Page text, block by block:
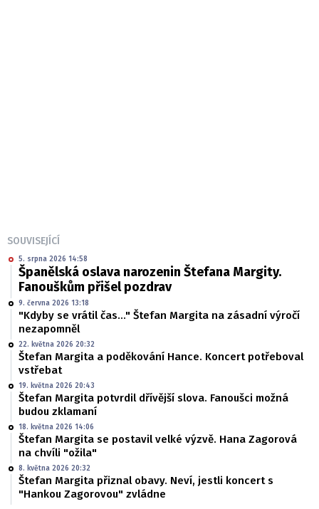
SOUVISEJÍCÍ
5. srpna 2026 14:58
Španělská oslava narozenin Štefana Margity.
Fanouškům přišel pozdrav
9. června 2026 13:18
"Kdyby se vrátil čas..." Štefan Margita na zásadní výročí
nezapomněl
22. května 2026 20:32
Štefan Margita a poděkování Hance. Koncert potřeboval
vstřebat
19. května 2026 20:43
Štefan Margita potvrdil dřívější slova. Fanoušci možná
budou zklamaní
18. května 2026 14:06
Štefan Margita se postavil velké výzvě. Hana Zagorová
na chvíli "ožila"
8. května 2026 20:32
Štefan Margita přiznal obavy. Neví, jestli koncert s
"Hankou Zagorovou" zvládne